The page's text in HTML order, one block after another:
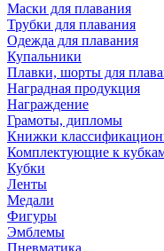
Маски для плавания
Трубки для плавания
Одежда для плавания
Купальники
Плавки, шорты для
Наградная продукция
Награждение
Грамоты, дипломы
Книжки
Комплектующие к
Кубки
Ленты
Медали
Фигуры
Эмблемы
Пневматика